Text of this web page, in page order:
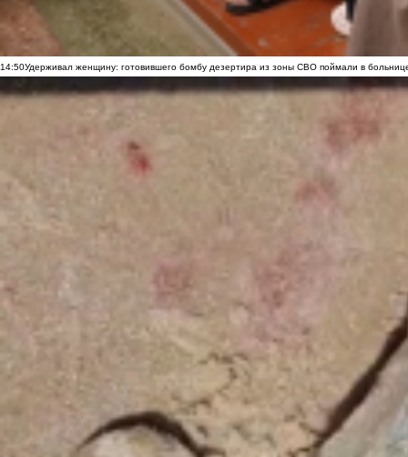
14:50Удерживал женщину: готовившего бомбу дезертира из зоны СВО поймали в